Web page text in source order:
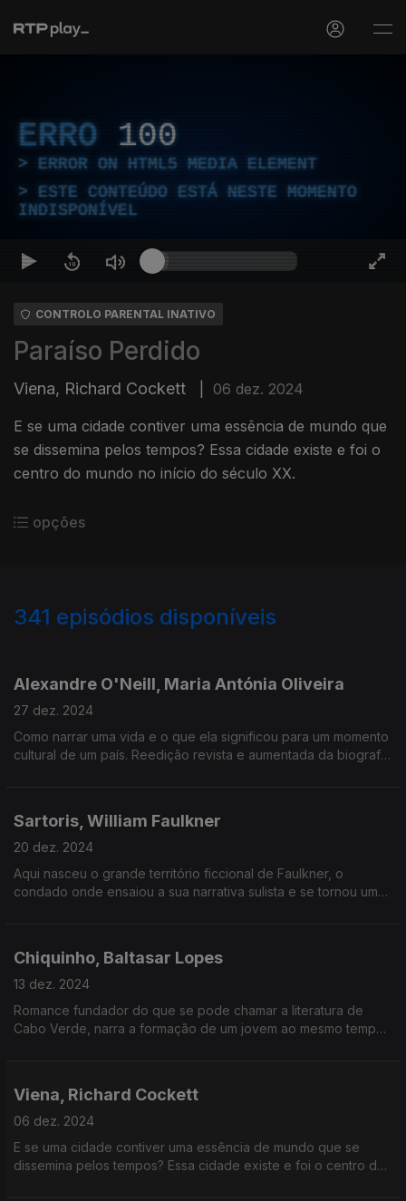
ERRO 100
ERROR ON HTML5 MEDIA ELEMENT
ESTE CONTEÚDO ESTÁ NESTE MOMENTO
INDISPONÍVEL
CONTROLO PARENTAL INATIVO
Paraíso Perdido
Viena, Richard Cockett 06 dez. 2024
E se uma cidade contiver uma essência de mundo que
se dissemina pelos tempos? Essa cidade existe e foi o
centro do mundo no início do século XX.
opções
341 episódios disponíveis
Alexandre O'Neill, Maria Antónia Oliveira
27 dez. 2024
Como narrar uma vida e o que ela significou para um momento
cultural de um país. Reedição revista e aumentada da biografia
Sartoris, William Faulkner
20 dez. 2024
Aqui nasceu o grande território ficcional de Faulkner, o
condado onde ensaiou a sua narrativa sulista e se tornou um
Chiquinho, Baltasar Lopes
13 dez. 2024
Romance fundador do que se pode chamar a literatura de
Cabo Verde, narra a formação de um jovem ao mesmo tempo
Viena, Richard Cockett
06 dez. 2024
E se uma cidade contiver uma essência de mundo que se
dissemina pelos tempos? Essa cidade existe e foi o centro do